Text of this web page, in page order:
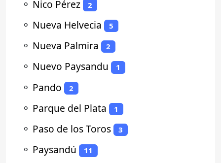
⚬ Nico Pérez 2
⚬ Nueva Helvecia 5
⚬ Nueva Palmira 2
⚬ Nuevo Paysandu 1
⚬ Pando 2
⚬ Parque del Plata 1
⚬ Paso de los Toros 3
⚬ Paysandú 11